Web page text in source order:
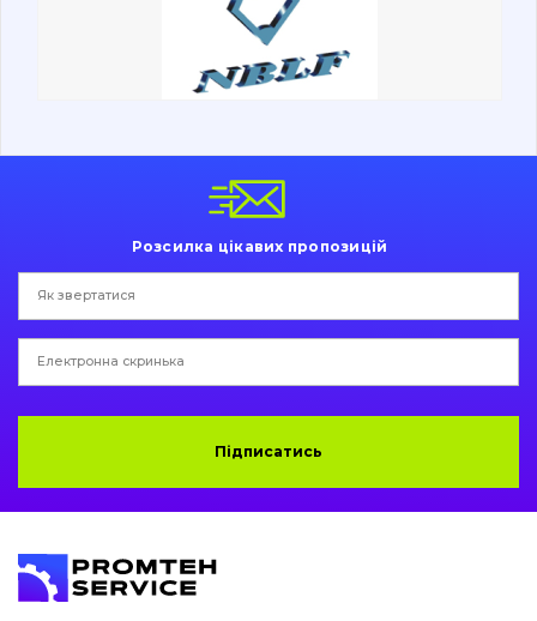
Вакансії
Каталог
Фільтри та мастильні матеріали
Ходова частина
Коронки, зуби, адаптери, пальці, фіксатори
Ножі, ріжучі кромки
Захист (ковша, адаптера)
Пошук
написати
листа
Розсилка цікавих пропозицій
Підписатись